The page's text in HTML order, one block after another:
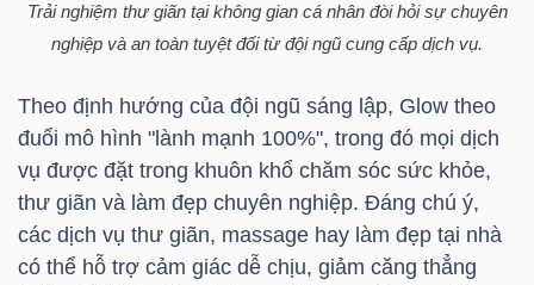
Trải nghiệm thư giãn tại không gian cá nhân đòi hỏi sự chuyên
nghiệp và an toàn tuyệt đối từ đội ngũ cung cấp dịch vụ.
Theo định hướng của đội ngũ sáng lập, Glow theo
đuổi mô hình "lành mạnh 100%", trong đó mọi dịch
vụ được đặt trong khuôn khổ chăm sóc sức khỏe,
thư giãn và làm đẹp chuyên nghiệp. Đáng chú ý,
các dịch vụ thư giãn, massage hay làm đẹp tại nhà
có thể hỗ trợ cảm giác dễ chịu, giảm căng thẳng
Ngành
VS-
SECTOR